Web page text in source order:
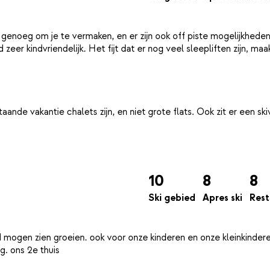
om je te vermaken, en er zijn ook off piste
zeer kindvriendelijk. Het fijt dat er nog veel sleepliften zijn,
vakantie chalets zijn, en niet grote flats. Ook zit er een
10
Ski gebied
8
Apres ski
8
zien groeien. ook voor onze kinderen en onze